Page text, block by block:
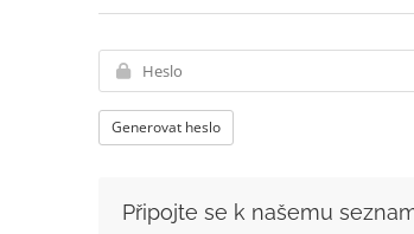
Generovat heslo
Připojte se k našemu